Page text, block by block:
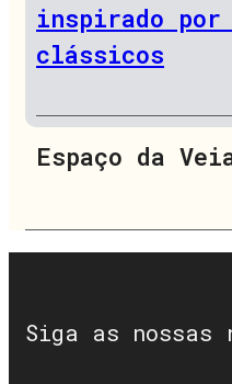
inspirado por
clássicos
Espaço da
Siga as nossas